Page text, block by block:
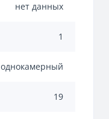
нет данных
1
однокамерный
19